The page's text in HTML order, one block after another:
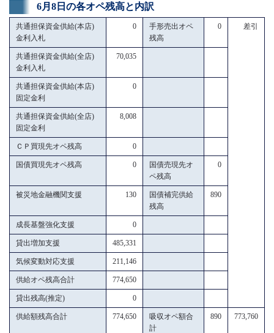
6月8日の各オペ残高と内訳
共通担保資金供給(本店)
金利入札
0
手形売出オペ
残高
0 差引
共通担保資金供給(全店)
金利入札
70,035
共通担保資金供給(本店)
固定金利
0
共通担保資金供給(全店)
固定金利
8,008
ＣＰ買現先オペ残高 0
国債買現先オペ残高 0
国債売現先オ
ペ残高
0
被災地金融機関支援 130
国債補完供給
残高
890
成長基盤強化支援 0
貸出増加支援 485,331
気候変動対応支援 211,146
供給オペ残高合計 774,650
貸出残高(推定) 0
供給額残高合計 774,650
吸収オペ額合
計
890 773,760